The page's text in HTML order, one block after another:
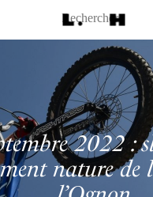
2022 :
nature de